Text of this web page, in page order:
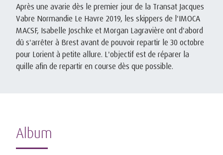
Après une avarie dès le premier jour de la Transat Jacques
Vabre Normandie Le Havre 2019, les skippers de l'IMOCA
MACSF, Isabelle Joschke et Morgan Lagravière ont d'abord
dû s'arrêter à Brest avant de pouvoir repartir le 30 octobre
pour Lorient à petite allure. L'objectif est de réparer la
quille afin de repartir en course dès que possible.
Album